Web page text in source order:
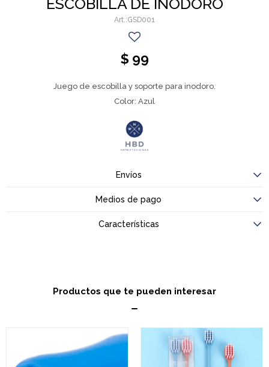
ESCOBILLA DE INODORO
GSD001
$ 99
Juego de escobilla y soporte para inodoro.
Color: Azul
Envíos
Medios de pago
Características
Productos que te pueden interesar